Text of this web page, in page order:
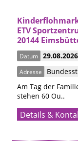
ETV
20144
Datum 29.08.2026
Adresse
Am Tag der
stehen 60 Ou..
Details &